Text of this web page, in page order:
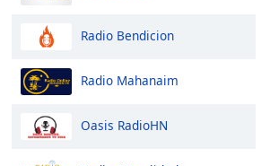
Radio Bendicion
Radio Mahanaim
Oasis RadioHN